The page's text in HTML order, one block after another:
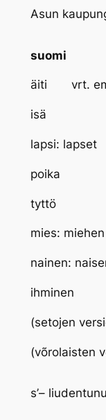
Asun
suomi
äiti vrt.
isä
lapsi: lapset
poika
tyttö
mies: miehen
nainen:
ihminen
(setojen
(võrolaisten
s’–